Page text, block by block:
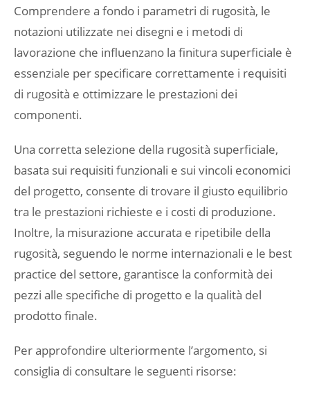
Comprendere a fondo i parametri di rugosità, le
notazioni utilizzate nei disegni e i metodi di
lavorazione che influenzano la finitura superficiale è
essenziale per specificare correttamente i requisiti
di rugosità e ottimizzare le prestazioni dei
componenti.
Una corretta selezione della rugosità superficiale,
basata sui requisiti funzionali e sui vincoli economici
del progetto, consente di trovare il giusto equilibrio
tra le prestazioni richieste e i costi di produzione.
Inoltre, la misurazione accurata e ripetibile della
rugosità, seguendo le norme internazionali e le best
practice del settore, garantisce la conformità dei
pezzi alle specifiche di progetto e la qualità del
prodotto finale.
Per approfondire ulteriormente l’argomento, si
consiglia di consultare le seguenti risorse: